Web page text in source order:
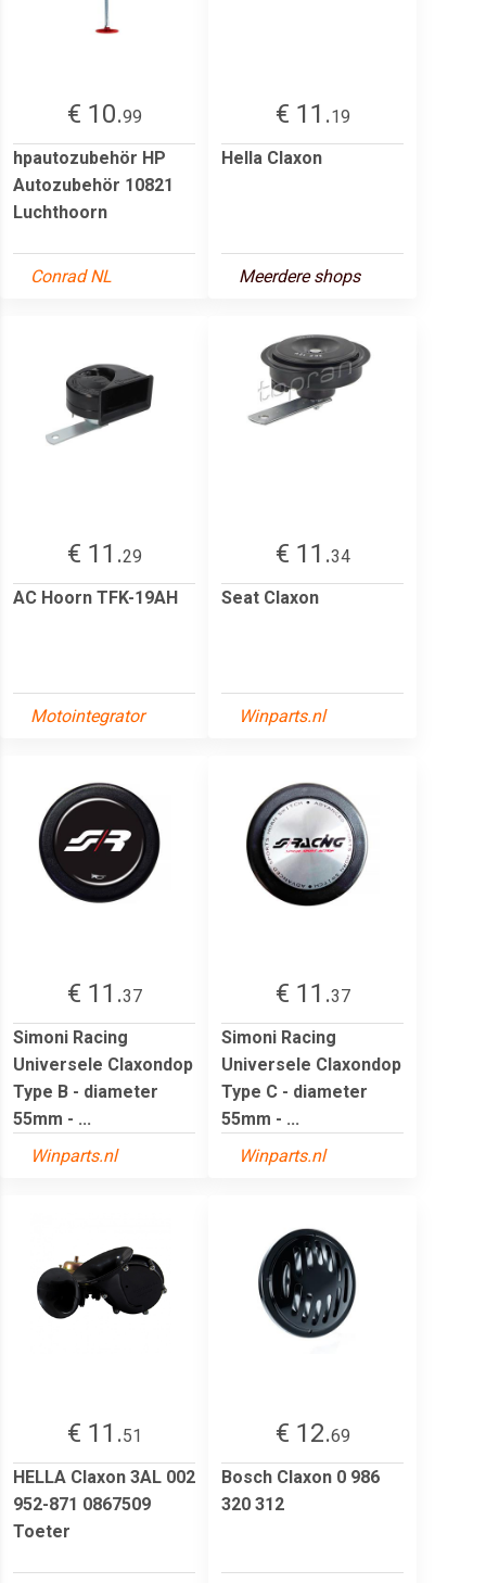
€ 10.99
hpautozubehör HP
Autozubehör 10821
Luchthoorn
Conrad NL
€ 11.19
Hella Claxon
Meerdere shops
€ 11.29
AC Hoorn TFK-19AH
Motointegrator
€ 11.34
Seat Claxon
Winparts.nl
€ 11.37
Simoni Racing
Universele Claxondop
Type B - diameter
55mm - ...
Winparts.nl
€ 11.37
Simoni Racing
Universele Claxondop
Type C - diameter
55mm - ...
Winparts.nl
€ 11.51
HELLA Claxon 3AL 002
952-871 0867509
Toeter
€ 12.69
Bosch Claxon 0 986
320 312